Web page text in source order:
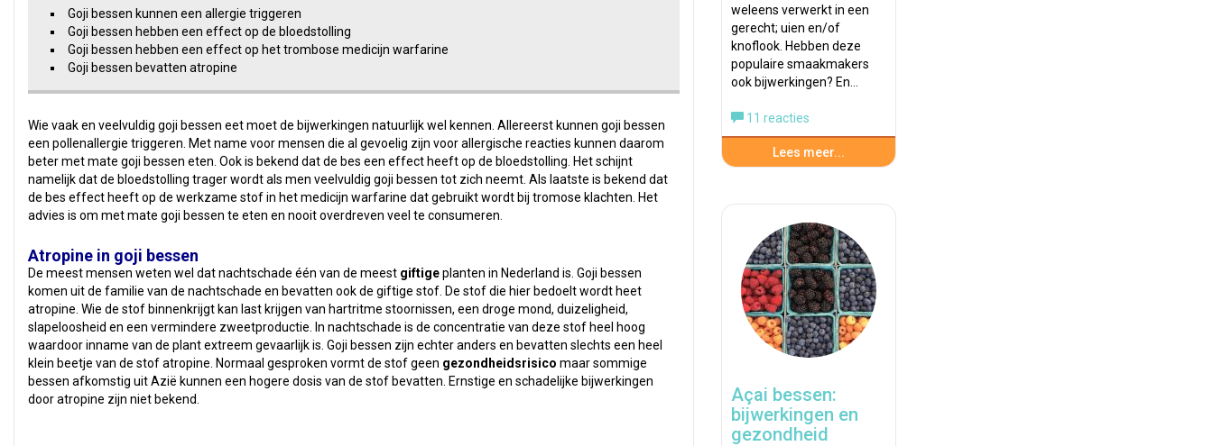
Goji bessen kunnen een allergie triggeren
Goji bessen hebben een effect op de bloedstolling
Goji bessen hebben een effect op het trombose medicijn warfarine
Goji bessen bevatten atropine
Wie vaak en veelvuldig goji bessen eet moet de bijwerkingen natuurlijk wel kennen. Allereerst kunnen goji bessen
een pollenallergie triggeren. Met name voor mensen die al gevoelig zijn voor allergische reacties kunnen daarom
beter met mate goji bessen eten. Ook is bekend dat de bes een effect heeft op de bloedstolling. Het schijnt
namelijk dat de bloedstolling trager wordt als men veelvuldig goji bessen tot zich neemt. Als laatste is bekend dat
de bes effect heeft op de werkzame stof in het medicijn warfarine dat gebruikt wordt bij tromose klachten. Het
advies is om met mate goji bessen te eten en nooit overdreven veel te consumeren.
Atropine in goji bessen
De meest mensen weten wel dat nachtschade één van de meest giftigeplanten in Nederland is. Goji bessen
komen uit de familie van de nachtschade en bevatten ook de giftige stof. De stof die hier bedoelt wordt heet
atropine. Wie de stof binnenkrijgt kan last krijgen van hartritme stoornissen, een droge mond, duizeligheid,
slapeloosheid en een vermindere zweetproductie. In nachtschade is de concentratie van deze stof heel hoog
waardoor inname van de plant extreem gevaarlijk is. Goji bessen zijn echter anders en bevatten slechts een heel
klein beetje van de stof atropine. Normaal gesproken vormt de stof geen gezondheidsrisico maar sommige
bessen afkomstig uit Azië kunnen een hogere dosis van de stof bevatten. Ernstige en schadelijke bijwerkingen
door atropine zijn niet bekend.
weleens verwerkt in een
gerecht; uien en/of
knoflook. Hebben deze
populaire smaakmakers
ook bijwerkingen? En…
11 reacties
Lees meer...
Açai bessen:
bijwerkingen en
gezondheid